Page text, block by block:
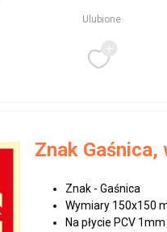
Ulubione
Znak
Znak - Gaśnica
Wymiary 150x150
Na płycie PCV 1mm